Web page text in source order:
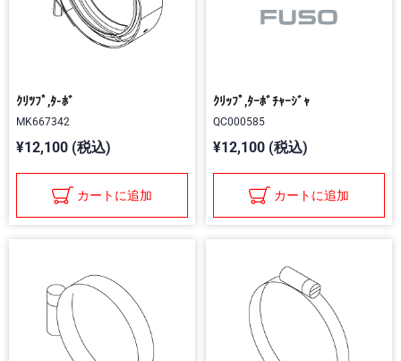
ｸﾘﾂﾌﾟ,ﾀ-ﾎﾞ
MK667342
¥12,100 (税込)
カートに追加
ｸﾘｯﾌﾟ,ﾀｰﾎﾞﾁｬｰｼﾞｬ
QC000585
¥12,100 (税込)
カートに追加